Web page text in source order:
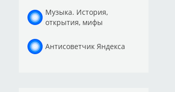
Музыка. История,
открытия, мифы
Антисоветчик Яндекса